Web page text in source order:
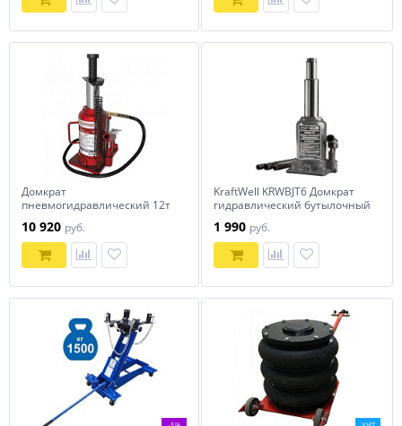
Домкрат
пневмогидравлический 12т
10 920 руб.
KraftWell KRWBJT6 Домкрат
гидравлический бутылочный
телескопическим штоком
1 990 руб.